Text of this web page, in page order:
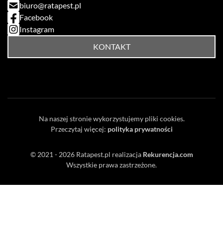
biuro@ratapest.pl
Facebook
Instagram
KONTAKT
Na naszej stronie wykorzystujemy pliki cookies.
Przeczytaj więcej: polityka prywatności
© 2021 - 2026 Ratapest.pl realizacja Rekurencja.com
Wszystkie prawa zastrzeżone.